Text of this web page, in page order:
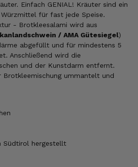
Einfach GENIAL! Kräuter sind ein
für fast jede Speise.
- Brotkleesalami wird aus
/ AMA Gütesiegel)
abgefüllt und für mindestens 5
Anschließend wird die
und der Kunstdarm entfernt.
Brotkleemischung ummantelt und
Südtirol hergestellt